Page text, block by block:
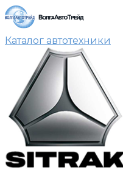
Каталог автотехники